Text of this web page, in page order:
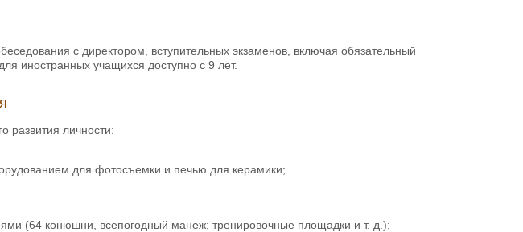
с директором, вступительных экзаменов, включая обязательный
иностранных учащихся доступно с 9 лет.
развития личности:
для фотосъемки и печью для керамики;
(64 конюшни, всепогодный манеж; тренировочные площадки и т. д.);